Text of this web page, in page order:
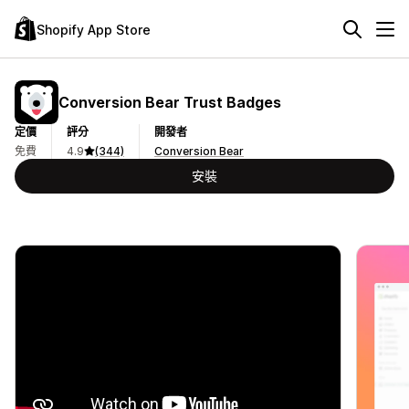
Shopify App Store
Conversion Bear Trust Badges
定價
免費
評分
4.9
(344)
開發者
Conversion Bear
安裝